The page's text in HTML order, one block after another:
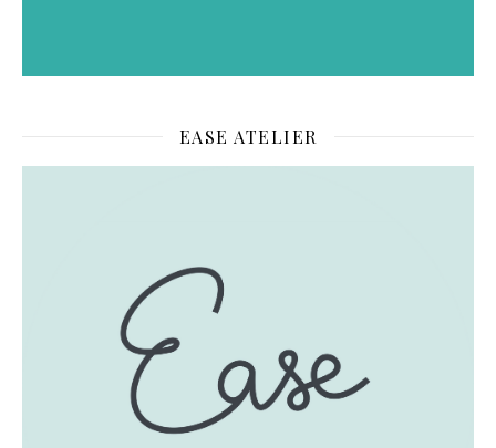
EASE ATELIER